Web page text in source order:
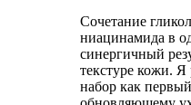
Сочетание
ниацинамида в
синергичный
текстуре кожи.
набор как